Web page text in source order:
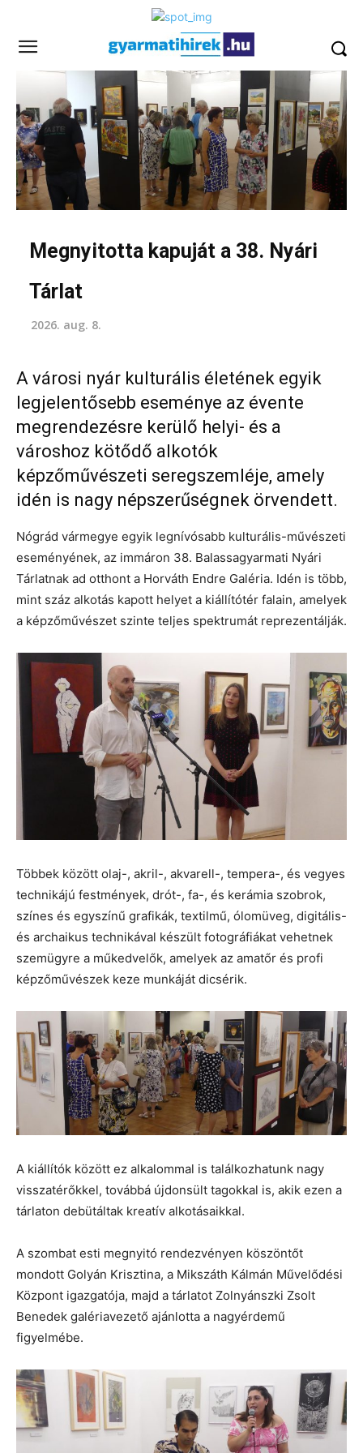
Megnyitotta kapuját a 38. Nyári
Tárlat
2026. aug. 8.
A városi nyár kulturális életének egyik
legjelentősebb eseménye az évente
megrendezésre kerülő helyi- és a
városhoz kötődő alkotók
képzőművészeti seregszemléje, amely
idén is nagy népszerűségnek örvendett.
Nógrád vármegye egyik legnívósabb kulturális-művészeti
eseményének, az immáron 38. Balassagyarmati Nyári
Tárlatnak ad otthont a Horváth Endre Galéria. Idén is több,
mint száz alkotás kapott helyet a kiállítótér falain, amelyek
a képzőművészet szinte teljes spektrumát reprezentálják.
Többek között olaj-, akril-, akvarell-, tempera-, és vegyes
technikájú festmények, drót-, fa-, és kerámia szobrok,
színes és egyszínű grafikák, textilmű, ólomüveg, digitális-
és archaikus technikával készült fotográfiákat vehetnek
szemügyre a műkedvelők, amelyek az amatőr és profi
képzőművészek keze munkáját dicsérik.
A kiállítók között ez alkalommal is találkozhatunk nagy
visszatérőkkel, továbbá újdonsült tagokkal is, akik ezen a
tárlaton debütáltak kreatív alkotásaikkal.
A szombat esti megnyitó rendezvényen köszöntőt
mondott Golyán Krisztina, a Mikszáth Kálmán Művelődési
Központ igazgatója, majd a tárlatot Zolnyánszki Zsolt
Benedek galériavezető ajánlotta a nagyérdemű
figyelmébe.